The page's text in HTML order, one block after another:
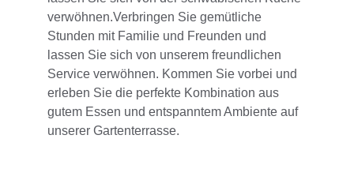
verwöhnen.Verbringen Sie gemütliche
Stunden mit Familie und Freunden und
lassen Sie sich von unserem freundlichen
Service verwöhnen. Kommen Sie vorbei und
erleben Sie die perfekte Kombination aus
gutem Essen und entspanntem Ambiente auf
unserer Gartenterrasse.